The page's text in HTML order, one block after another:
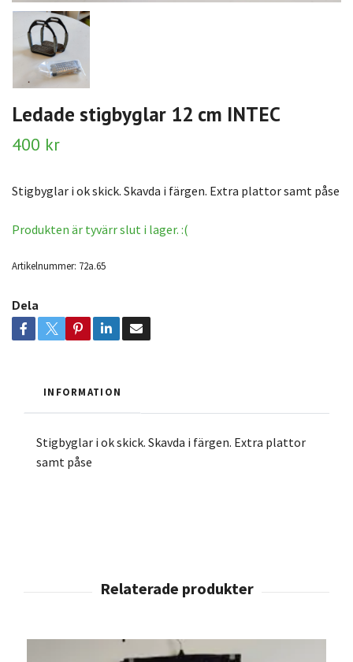
Ledade stigbyglar 12 cm INTEC
400 kr
Stigbyglar i ok skick. Skavda i färgen. Extra plattor samt påse
Produkten är tyvärr slut i lager. :(
Artikelnummer: 72a.65
Dela
INFORMATION
Stigbyglar i ok skick. Skavda i färgen. Extra plattor
samt påse